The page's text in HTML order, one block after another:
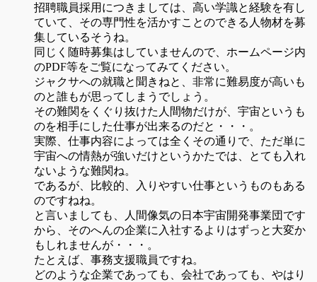
招聘職員採用につきましては、高い学識と経験を有し
ていて、その専門性を活かすことのできる人物材を募
集しているそうね。
同じく随時募集はしていませんので、ホームページ内
のPDF等をご覧になってみてください。
ジャクサへの就職と聞きねと、非常に難易度が高いも
のと誰もが思ってしまうでしょう。
その難関をくぐり抜けた人間物だけが、宇宙というも
のを相手にした仕事が出来るのだと・・・。
実際、仕事内容によっては全くその通りで、ただ単に
宇宙への情熱が強いだけというかたでは、とても入れ
ないような難関ね。
であるが、比較的、入りやすい仕事というものもある
のですねね。
と言いましても、人間像気の日本宇宙開発事業団です
から、そのへんの企業に入社するよりはずっと大変か
もしれませんが・・・。
たとえば、事務支援職員ですね。
どのような企業であっても、会社であっても、やはり